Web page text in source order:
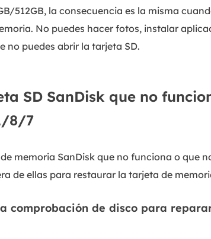
512GB, la consecuencia es la misma
No puedes hacer fotos, instalar
no puedes abrir la tarjeta SD.
SD SanDisk que no
8/7
memoria SanDisk que no funciona o que
de ellas para restaurar la tarjeta de
comprobación de disco para